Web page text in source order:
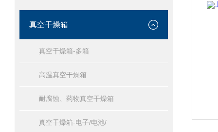
真空干燥箱
真空干燥箱-多箱
高温真空干燥箱
耐腐蚀、药物真空干燥箱
真空干燥箱-电子/电池/